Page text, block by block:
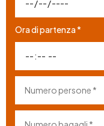
Ora di partenza *